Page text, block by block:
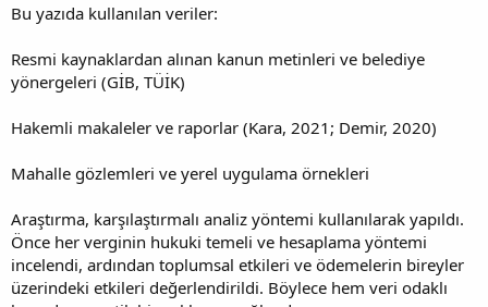
Bu yazıda kullanılan veriler:
Resmi kaynaklardan alınan kanun metinleri ve belediye
yönergeleri (GİB, TÜİK)
Hakemli makaleler ve raporlar (Kara, 2021; Demir, 2020)
Mahalle gözlemleri ve yerel uygulama örnekleri
Araştırma, karşılaştırmalı analiz yöntemi kullanılarak yapıldı.
Önce her verginin hukuki temeli ve hesaplama yöntemi
incelendi, ardından toplumsal etkileri ve ödemelerin bireyler
üzerindeki etkileri değerlendirildi. Böylece hem veri odaklı